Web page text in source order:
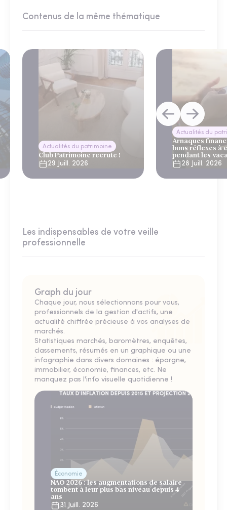
Contenus de la même thématique
Actualités du patrimoine
Club Patrimoine recrute !
29 Juill. 2026
Actualités du
Arnaques
bons réflexes à
pendant les
28 Juill. 2026
Les indispensables de votre veille
professionnelle
Graph du jour
Chaque jour, nous sélectionnons pour vous,
professionnels de la gestion d'actifs, une
actualité chiffrée précieuse à vos analyses de
marchés.
Statistiques marchés, baromètres, enquêtes,
classements, résumés en un graphique ou une
infographie dans divers domaines : épargne,
immobilier, économie, finances, etc. Ne
manquez pas l'info visuelle quotidienne !
Économie
NAO 2026 : les augmentations de salaire
tombent à leur plus bas niveau depuis 4
ans
31 Juill. 2026